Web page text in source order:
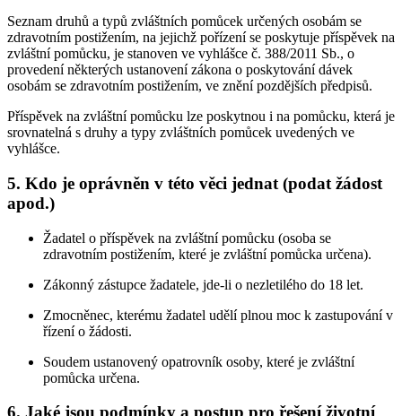
Seznam druhů a typů zvláštních pomůcek určených osobám se
zdravotním postižením, na jejichž pořízení se poskytuje příspěvek na
zvláštní pomůcku, je stanoven ve vyhlášce č. 388/2011 Sb., o
provedení některých ustanovení zákona o poskytování dávek
osobám se zdravotním postižením, ve znění pozdějších předpisů.
Příspěvek na zvláštní pomůcku lze poskytnou i na pomůcku, která je
srovnatelná s druhy a typy zvláštních pomůcek uvedených ve
vyhlášce.
5. Kdo je oprávněn v této věci jednat (podat žádost
apod.)
Žadatel o příspěvek na zvláštní pomůcku (osoba se
zdravotním postižením, které je zvláštní pomůcka určena).
Zákonný zástupce žadatele, jde-li o nezletilého do 18 let.
Zmocněnec, kterému žadatel udělí plnou moc k zastupování v
řízení o žádosti.
Soudem ustanovený opatrovník osoby, které je zvláštní
pomůcka určena.